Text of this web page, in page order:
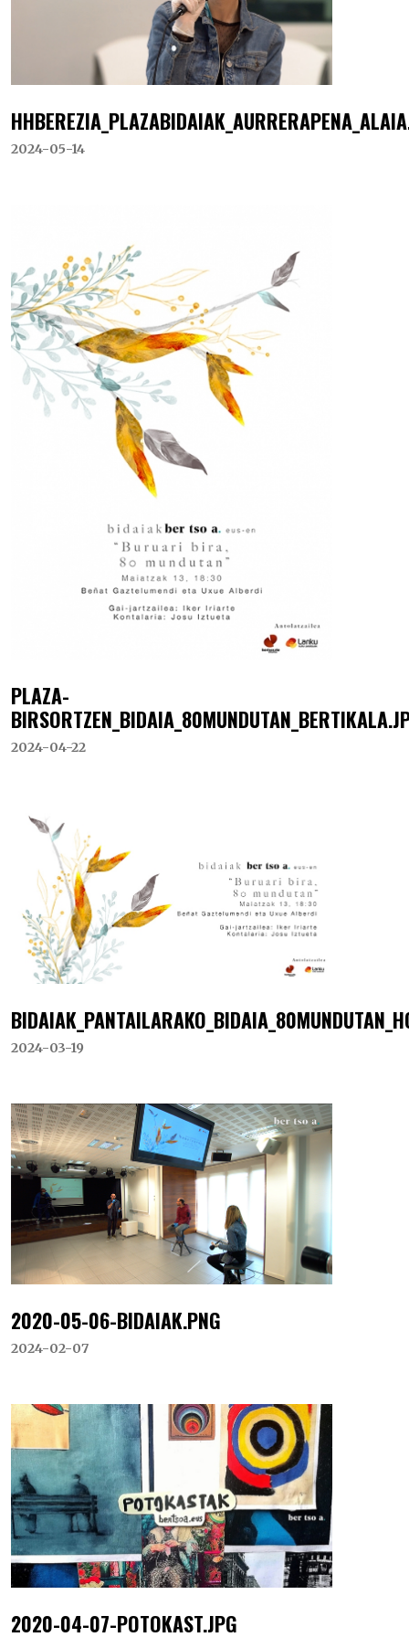
2024-05-14
PLAZA-
2024-04-22
2024-03-19
2020-05-06-BIDAIAK.PNG
2024-02-07
2020-04-07-POTOKAST.JPG